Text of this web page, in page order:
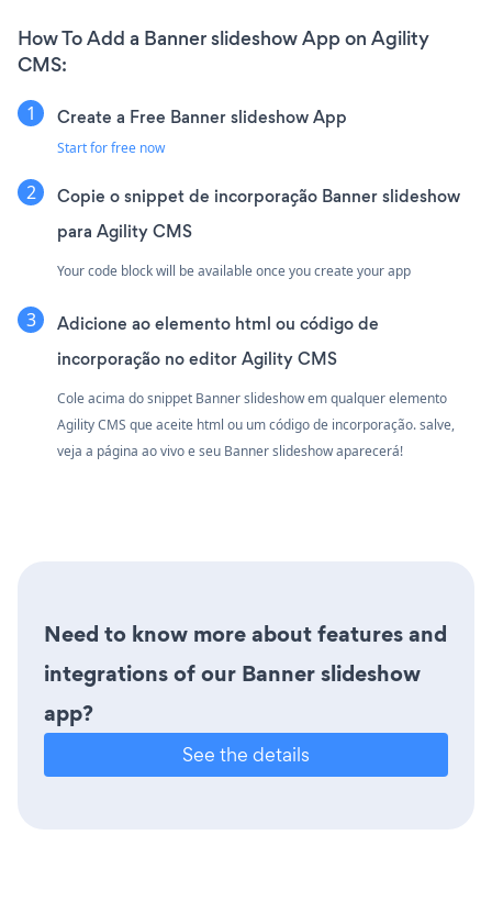
How To Add a Banner slideshow App on Agility
CMS:
Create a Free Banner slideshow App
Start for free now
Copie o snippet de incorporação Banner slideshow
para Agility CMS
Your code block will be available once you create your app
Adicione ao elemento html ou código de
incorporação no editor Agility CMS
Cole acima do snippet Banner slideshow em qualquer elemento
Agility CMS que aceite html ou um código de incorporação. salve,
veja a página ao vivo e seu Banner slideshow aparecerá!
Need to know more about features and
integrations of our Banner slideshow
app?
See the details